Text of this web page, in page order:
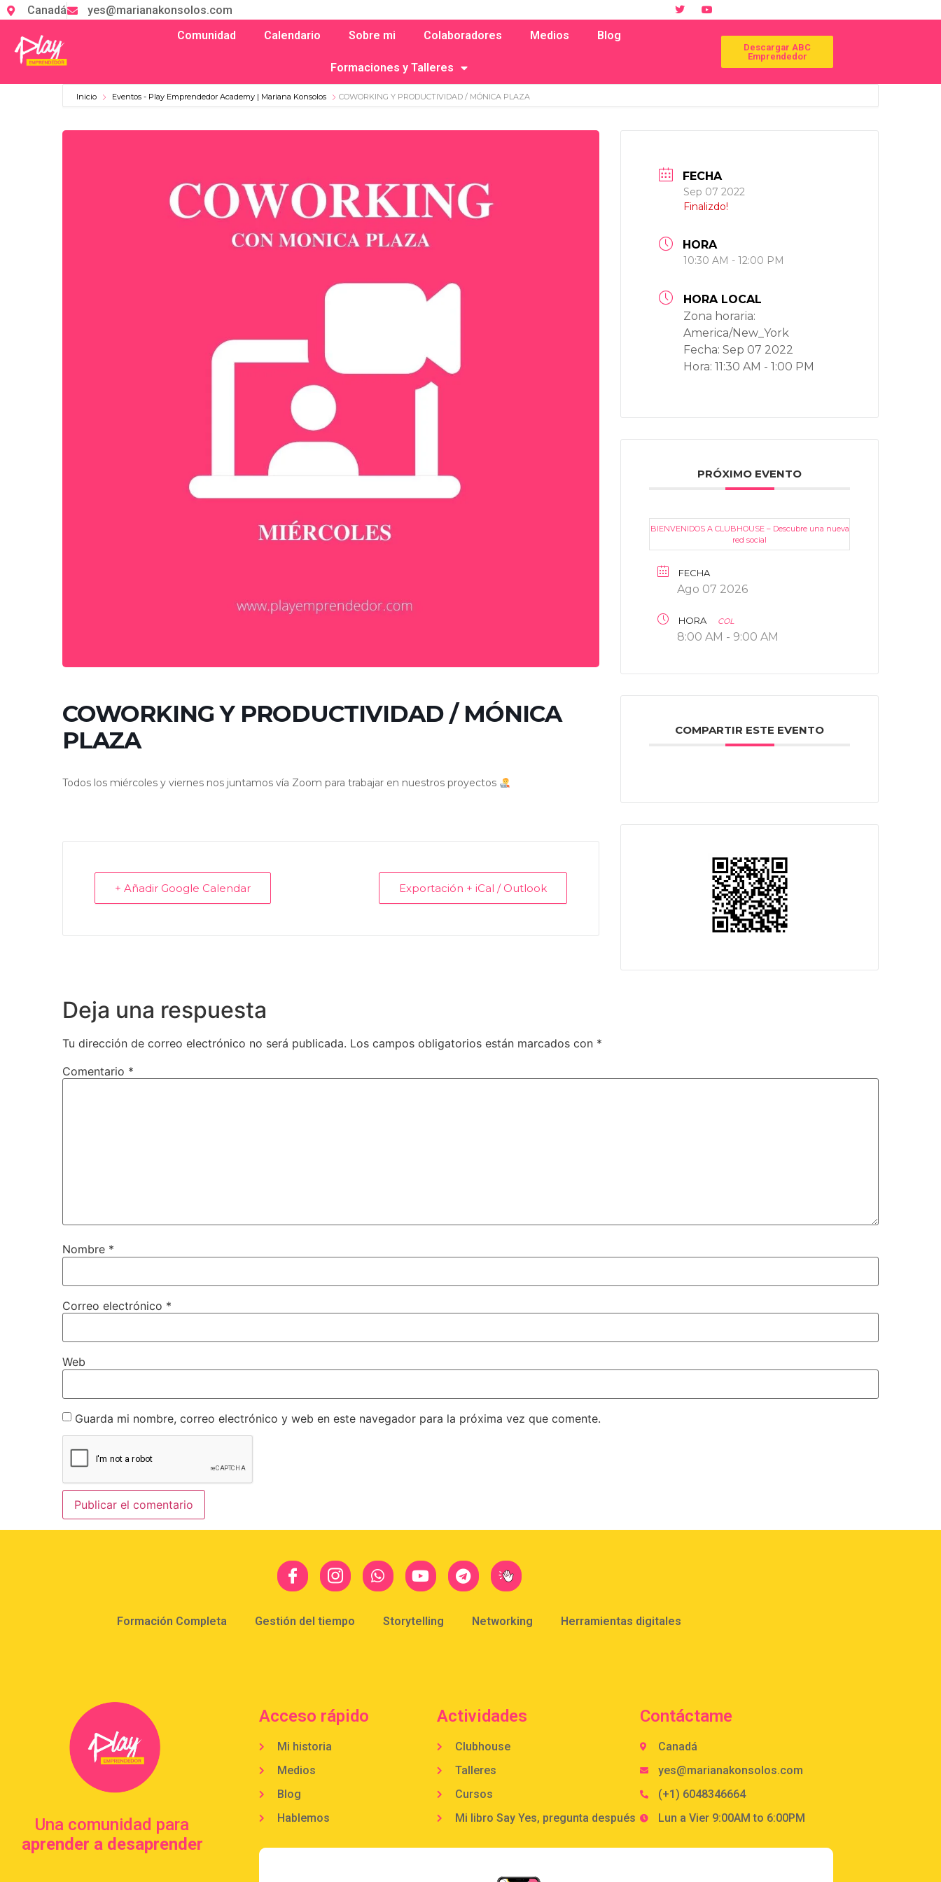
Canadá
yes@marianakonsolos.com
Comunidad
Calendario Sobre mi Colaboradores Medios Blog
Formaciones y Talleres
Descargar ABC
Emprendedor
Inicio Eventos - Play Emprendedor Academy | Mariana Konsolos COWORKING Y PRODUCTIVIDAD / MÓNICA PLAZA
COWORKING Y PRODUCTIVIDAD / MÓNICA
PLAZA
Todos los miércoles y viernes nos juntamos vía Zoom para trabajar en nuestros proyectos
+ Añadir Google Calendar Exportación + iCal / Outlook
FECHA
Sep 07 2022
Finalizdo!
HORA
10:30 AM - 12:00 PM
HORA LOCAL
Zona horaria:
America/New_York
Fecha:Sep 07 2022
Hora:11:30 AM - 1:00 PM
PRÓXIMO EVENTO
BIENVENIDOS A CLUBHOUSE – Descubre una nueva
red social
FECHA
Ago 07 2026
HORA COL
8:00 AM - 9:00 AM
COMPARTIR ESTE EVENTO
Deja una respuesta
Tu dirección de correo electrónico no será publicada. Los campos obligatorios están marcados con *
Comentario *
Nombre *
Correo electrónico *
Web
Guarda mi nombre, correo electrónico y web en este navegador para la próxima vez que comente.
Formación Completa Gestión del tiempo Storytelling Networking Herramientas digitales
Una comunidad para
aprender a desaprender
Acceso rápido
Mi historia
Medios
Blog
Hablemos
Actividades
Clubhouse
Talleres
Cursos
Mi libro Say Yes, pregunta después
Contáctame
Canadá
yes@marianakonsolos.com
(+1) 6048346664
Lun a Vier 9:00AM to 6:00PM